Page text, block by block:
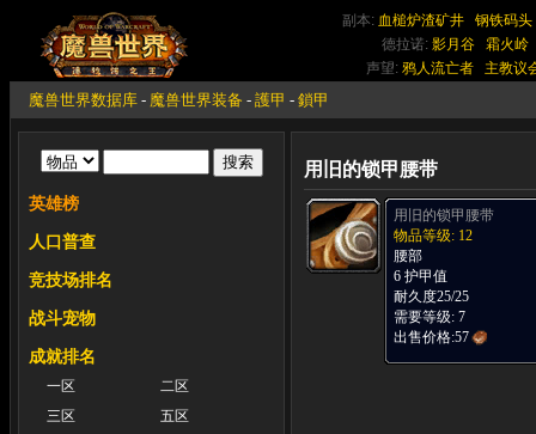
副本: 血槌炉渣矿井
钢铁码头
德拉诺: 影月谷
霜火岭
声望: 鸦人流亡者 主教议
魔兽世界数据库 - 魔兽世界装备 - 護甲 - 鎖甲
英雄榜
人口普查
竞技场排名
战斗宠物
成就排名
一区
二区
三区
五区
用旧的锁甲腰带
用旧的锁甲腰带
物品等级: 12
腰部
6 护甲值
耐久度25/25
需要等级: 7
出售价格:57